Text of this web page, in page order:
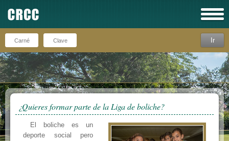
Recuérdeme
Ir
¿Quieres formar parte de la Liga de boliche?
El boliche es un
deporte social pero